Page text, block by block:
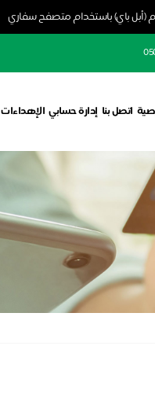
(أبل باي) باستخدام متصفح سفاري
اتصل بنا إدارة حسابي الإهداءات